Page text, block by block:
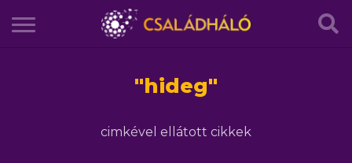
"hideg"
cimkével ellátott cikkek